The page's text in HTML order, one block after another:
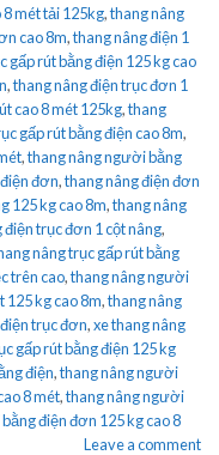
8 mét tải 125kg,thang nâng
cao 8m,thang nâng điện 1
rút bằng điện 125 kg cao
,thang nâng điện trục đơn 1
cao 8 mét 125kg,thang
gấp rút bằng điện cao 8m,
,thang nâng người bằng
đơn,thang nâng điện đơn
125 kg cao 8m,thang nâng
điện trục đơn 1 cột nâng,
nâng trục gấp rút bằng
trên cao,thang nâng người
125 kg cao 8m,thang nâng
trục đơn,xe thang nâng
gấp rút bằng điện 125 kg
điện,thang nâng người
8 mét,thang nâng người
điện đơn 125 kg cao 8
Leave a comment